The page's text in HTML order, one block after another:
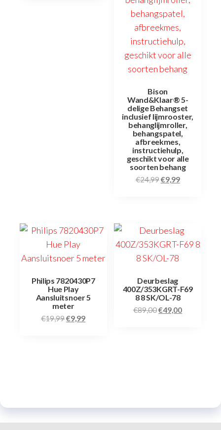
Bison
Wand&Klaar® 5-
delige Behangset
inclusief lijmrooster,
behanglijmroller,
behangspatel,
afbreekmes,
instructiehulp,
geschikt voor alle
soorten behang
€24,99€9,99
Philips 7820430P7
Hue Play
Aansluitsnoer 5
meter
€19,99€9,99
Deurbeslag
400Z/353KGRT-F69
8 8 SK/OL-78
€89,00€49,00